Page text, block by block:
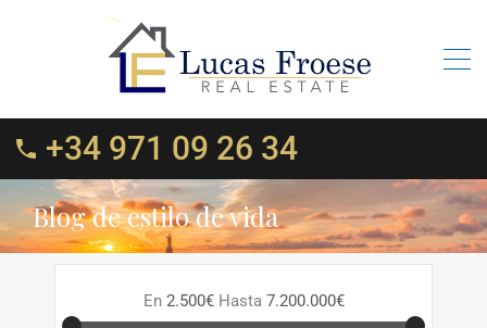
+34 971 09 26 34
Blog de estilo de vida
En 2.500€ Hasta 7.200.000€